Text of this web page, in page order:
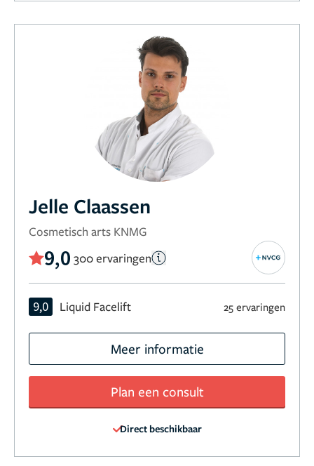
Jelle Claassen
Cosmetisch arts KNMG
9,0 300 ervaringen
9,0 Liquid Facelift 25 ervaringen
Meer informatie
Plan een consult
Direct beschikbaar